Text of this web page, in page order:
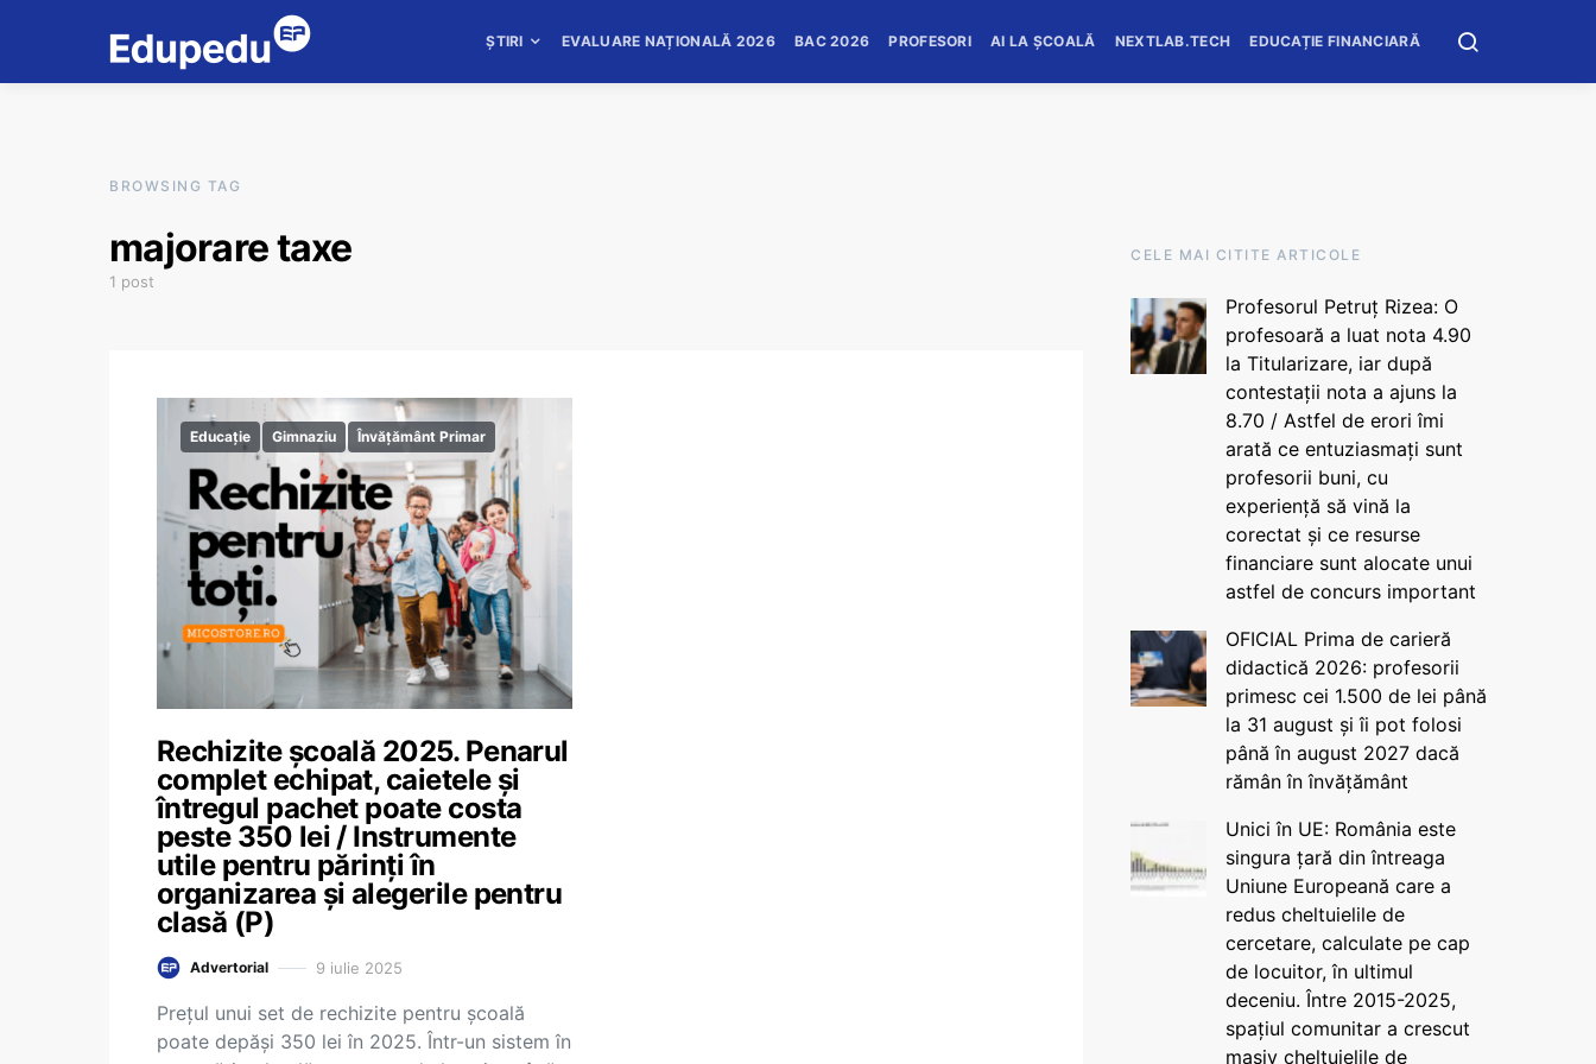
ȘTIRI EVALUARE NAȚIONALĂ 2026 BAC 2026 PROFESORI AI LA ȘCOALĂ NEXTLAB.TECH EDUCAȚIE FINANCIARĂ
BROWSING TAG
majorare taxe
1 post
Educație Gimnaziu Învățământ Primar
Rechizite școală 2025. Penarul
complet echipat, caietele și
întregul pachet poate costa
peste 350 lei / Instrumente
utile pentru părinți în
organizarea și alegerile pentru
clasă (P)
Advertorial 9 iulie 2025
Prețul unui set de rechizite pentru școală
poate depăși 350 lei în 2025. Într-un sistem în
CELE MAI CITITE ARTICOLE
Profesorul Petruț Rizea: O
profesoară a luat nota 4.90
la Titularizare, iar după
contestații nota a ajuns la
8.70 / Astfel de erori îmi
arată ce entuziasmați sunt
profesorii buni, cu
experiență să vină la
corectat și ce resurse
financiare sunt alocate unui
astfel de concurs important
OFICIAL Prima de carieră
didactică 2026: profesorii
primesc cei 1.500 de lei până
la 31 august și îi pot folosi
până în august 2027 dacă
rămân în învățământ
Unici în UE: România este
singura țară din întreaga
Uniune Europeană care a
redus cheltuielile de
cercetare, calculate pe cap
de locuitor, în ultimul
deceniu. Între 2015-2025,
spațiul comunitar a crescut
masiv cheltuielile de